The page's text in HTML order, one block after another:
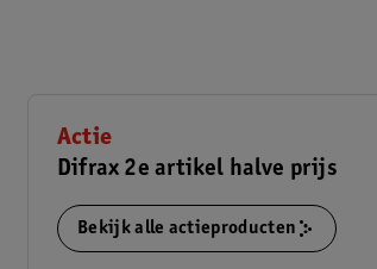
Actie
Difrax 2e artikel halve prijs
Bekijk alle actieproducten